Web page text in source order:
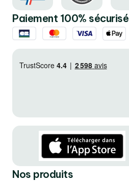
Paiement 100% sécurisé
Nos produits